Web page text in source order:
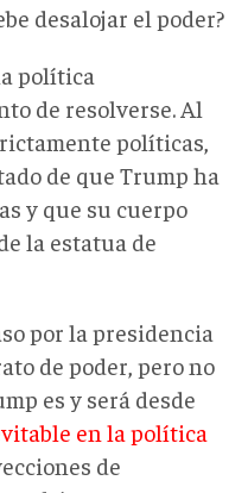
desalojar el poder?
política
de resolverse. Al
políticas,
de que Trump ha
y que su cuerpo
la estatua de
por la presidencia
de poder, pero no
es y será desde
en la política
de